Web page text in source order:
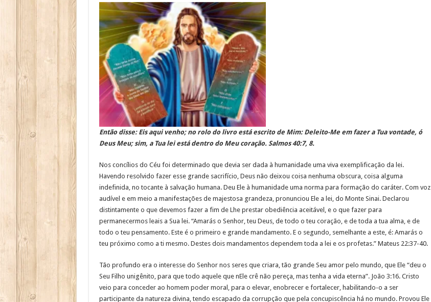
Então disse: Eis aqui venho; no rolo do livro está escrito de Mim: Deleito-Me em fazer a Tua vontade, ó
Deus Meu; sim, a Tua lei está dentro do Meu coração. Salmos 40:7, 8.
Nos concílios do Céu foi determinado que devia ser dada à humanidade uma viva exemplificação da lei.
Havendo resolvido fazer esse grande sacrifício, Deus não deixou coisa nenhuma obscura, coisa alguma
indefinida, no tocante à salvação humana. Deu Ele à humanidade uma norma para formação do caráter. Com voz
audível e em meio a manifestações de majestosa grandeza, pronunciou Ele a lei, do Monte Sinai. Declarou
distintamente o que devemos fazer a fim de Lhe prestar obediência aceitável, e o que fazer para
permanecermos leais a Sua lei. “Amarás o Senhor, teu Deus, de todo o teu coração, e de toda a tua alma, e de
todo o teu pensamento. Este é o primeiro e grande mandamento. E o segundo, semelhante a este, é: Amarás o
teu próximo como a ti mesmo. Destes dois mandamentos dependem toda a lei e os profetas.” Mateus 22:37-40.
Tão profundo era o interesse do Senhor nos seres que criara, tão grande Seu amor pelo mundo, que Ele “deu o
Seu Filho unigênito, para que todo aquele que nEle crê não pereça, mas tenha a vida eterna”. João 3:16. Cristo
veio para conceder ao homem poder moral, para o elevar, enobrecer e fortalecer, habilitando-o a ser
participante da natureza divina, tendo escapado da corrupção que pela concupiscência há no mundo. Provou Ele